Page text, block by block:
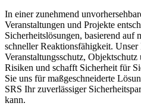
In einer zunehmend
Veranstaltungen und Projekte
Sicherheitslösungen, basierend auf
schneller Reaktionsfähigkeit. Unser
Veranstaltungsschutz,
Risiken und schafft Sicherheit für
Sie uns für maßgeschneiderte
SRS Ihr zuverlässiger
kann.